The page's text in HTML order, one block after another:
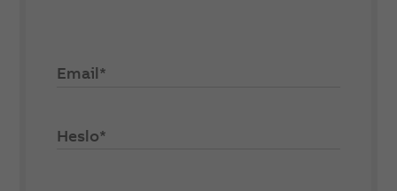
Email*
Heslo*